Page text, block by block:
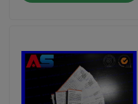
Ürünler
Hakkımızda